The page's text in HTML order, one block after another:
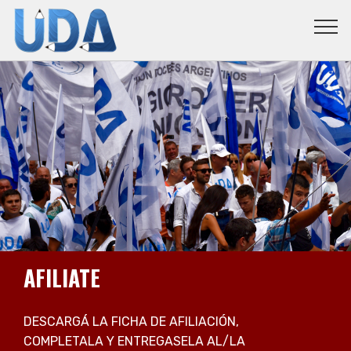
AFILIATE
DESCARGÁ LA FICHA DE AFILIACIÓN,
COMPLETALA Y ENTREGASELA AL/LA